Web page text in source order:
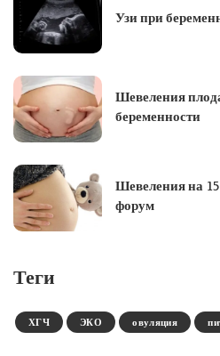
Узи при
Шевеления
беременности
Шевеления на
форум
Теги
ХГЧ ЭКО овуляция